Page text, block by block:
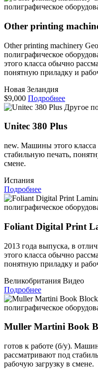
полиграфическое
Other printing
Other printing machinery
полиграфическое
этого класса обычно
понятную приладку и
Новая Зеландия
$9,000 Подробнее
Другое
Unitec 380 Plus
new. Машины этого
стабильную печать,
смене.
Испания
Подробнее
полиграфическое
Foliant Digital Print
2013 года выпуска, в
этого класса обычно
понятную приладку и
Великобритания Видео
Подробнее
полиграфическое
Muller Martini Book
готов к работе (б/у).
рассматривают под
рабочую загрузку в смене.